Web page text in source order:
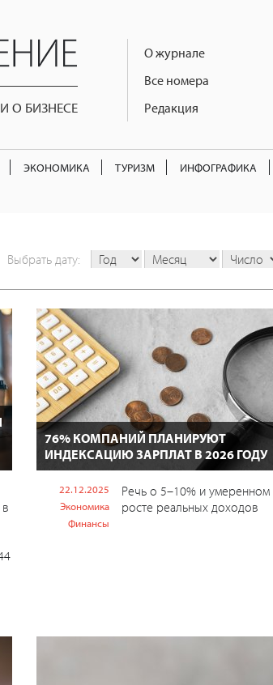
О БИЗНЕСЕ
О журнале
Все номера
Редакция
ЭКОНОМИКА ТУРИЗМ ИНФОГРАФИКА
Выбрать дату:
76% КОМПАНИЙ ПЛАНИРУЮТ
ИНДЕКСАЦИЮ ЗАРПЛАТ В 2026 ГОДУ
22.12.2025
Экономика
Финансы
Речь о 5–10% и умеренном
росте реальных доходов